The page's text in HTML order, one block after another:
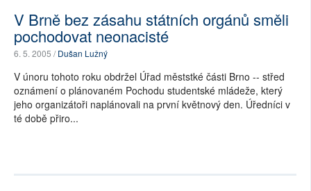
V Brně bez zásahu státních orgánů směli
pochodovat neonacisté
6. 5. 2005 /Dušan Lužný
V únoru tohoto roku obdržel Úřad měststké části Brno -- střed
oznámení o plánovaném Pochodu studentské mládeže, který
jeho organizátoři naplánovali na první květnový den. Úředníci v
té době přiro...